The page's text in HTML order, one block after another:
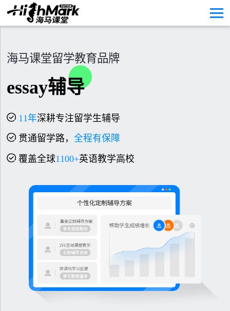
海马课堂留学教育品牌
essay辅导
11年深耕专注留学生辅导
贯通留学路， 全程有保障
覆盖全球1100+英语教学高校